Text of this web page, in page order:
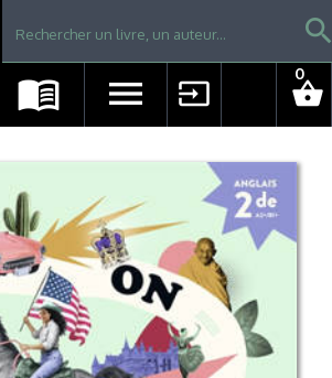
- Avranches
menu_book menu input shopping_basket
0